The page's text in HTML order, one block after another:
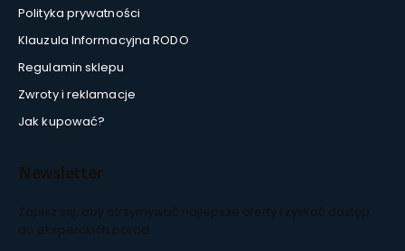
Polityka prywatności
Klauzula Informacyjna RODO
Regulamin sklepu
Zwroty i reklamacje
Jak kupować?
Newsletter
Zapisz się, aby otrzymywać najlepsze oferty i zyskać dostęp
do eksperckich porad.